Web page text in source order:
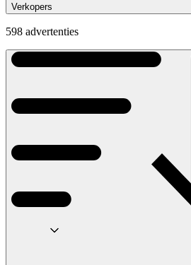
Verkopers
598 advertenties